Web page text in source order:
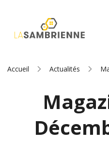
Accueil Actualités